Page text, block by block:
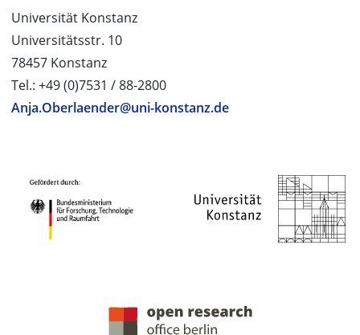
Universität Konstanz
Universitätsstr. 10
78457 Konstanz
Tel.: +49 (0)7531 / 88-2800
Anja.Oberlaender@uni-konstanz.de